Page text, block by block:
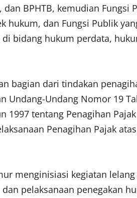
dan BPHTB, kemudian Fungsi
hukum, dan Fungsi Publik
bidang hukum perdata,
bagian dari tindakan
Undang-Undang Nomor 19
1997 tentang Penagihan
Penagihan Pajak
menginisiasi kegiatan
pelaksanaan penegakan